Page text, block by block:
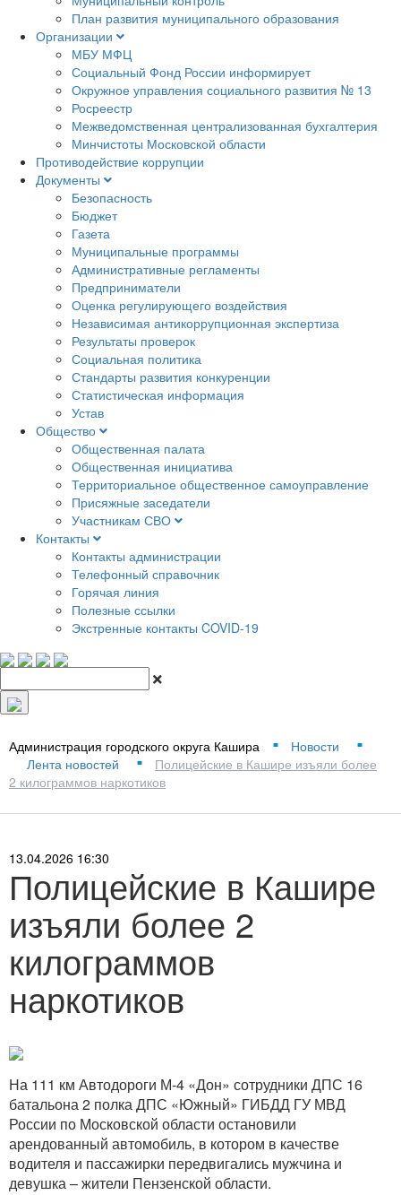
План развития муниципального образования
Организации
МБУ МФЦ
Социальный Фонд России информирует
Окружное управления социального развития № 13
Росреестр
Межведомственная централизованная бухгалтерия
Минчистоты Московской области
Противодействие коррупции
Документы
Безопасность
Бюджет
Газета
Муниципальные программы
Административные регламенты
Предприниматели
Оценка регулирующего воздействия
Независимая антикоррупционная экспертиза
Результаты проверок
Социальная политика
Стандарты развития конкуренции
Статистическая информация
Устав
Общество
Общественная палата
Общественная инициатива
Территориальное общественное самоуправление
Присяжные заседатели
Участникам СВО
Контакты
Контакты администрации
Телефонный справочник
Горячая линия
Полезные ссылки
Экстренные контакты COVID-19
Администрация городского округа Кашира ■ Новости ■
Лента новостей ■
Полицейские в Кашире изъяли более
2 килограммов наркотиков
13.04.2026 16:30
Полицейские в Кашире
изъяли более 2
килограммов
наркотиков
На 111 км Автодороги М-4 «Дон» сотрудники ДПС 16
батальона 2 полка ДПС «Южный» ГИБДД ГУ МВД
России по Московской области остановили
арендованный автомобиль, в котором в качестве
водителя и пассажирки передвигались мужчина и
девушка – жители Пензенской области.